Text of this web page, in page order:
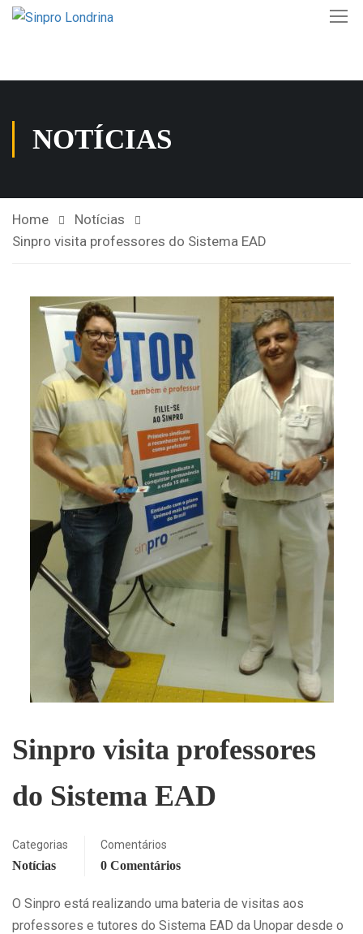
NOTÍCIAS
Home
Notícias
Sinpro visita professores do Sistema EAD
Sinpro visita professores
do Sistema EAD
Categorias
Notícias
Comentários
0 Comentários
O Sinpro está realizando uma bateria de visitas aos
professores e tutores do Sistema EAD da Unopar desde o